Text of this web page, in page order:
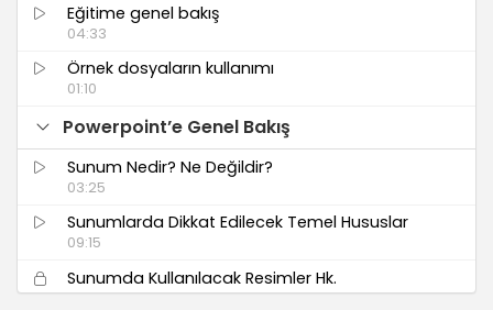
Eğitime genel bakış
04:33
Örnek dosyaların kullanımı
01:10
Powerpoint’e Genel Bakış
Sunum Nedir? Ne Değildir?
03:25
Sunumlarda Dikkat Edilecek Temel Hususlar
09:15
Sunumda Kullanılacak Resimler Hk.
03:19